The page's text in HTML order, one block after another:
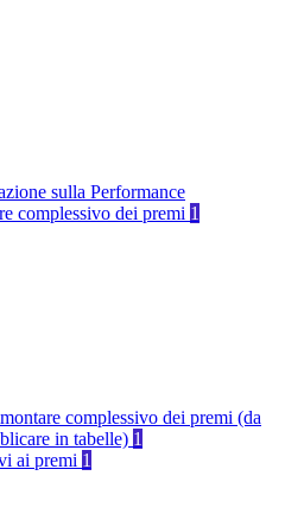
sulla Performance
complessivo dei premi 1
complessivo dei premi (da
in tabelle) 1
ai premi 1